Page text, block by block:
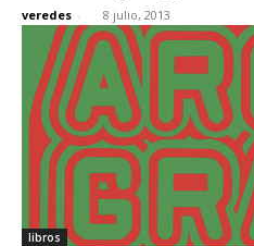
veredes - 8 julio, 2013
libros